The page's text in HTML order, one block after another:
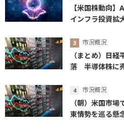
【米国株動向
インフラ投資拡
市況概況
（まとめ）日
落 半導体株に
市況概況
（朝）米国市
東情勢を巡る懸